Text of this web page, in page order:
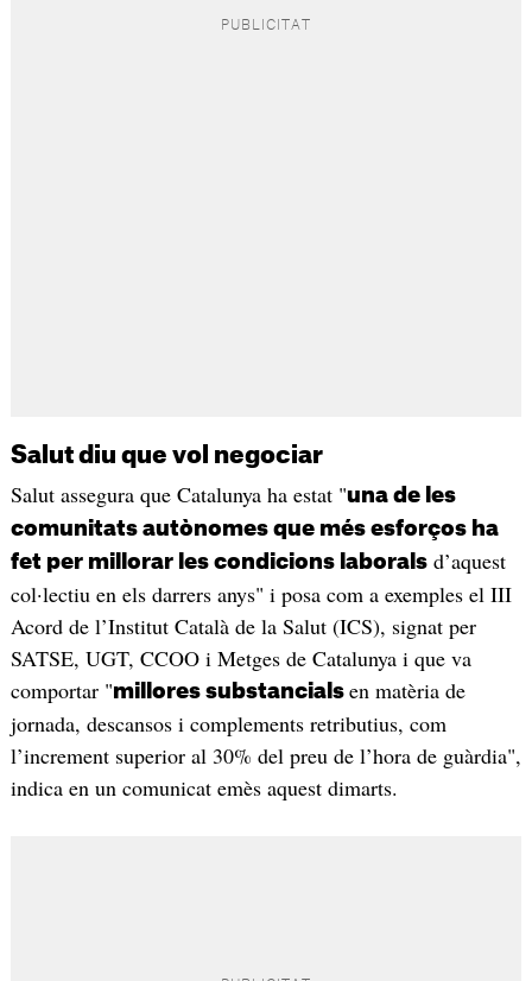
Salut diu que vol negociar
Salut assegura que Catalunya ha estat "una de les
comunitats autònomes que més esforços ha
fet per millorar les condicions laboralsd’aquest
col·lectiu en els darrers anys" i posa com a exemples el III
Acord de l’Institut Català de la Salut (ICS), signat per
SATSE, UGT, CCOO i Metges de Catalunya i que va
comportar "millores substancials en matèria de
jornada, descansos i complements retributius, com
l’increment superior al 30% del preu de l’hora de guàrdia",
indica en un comunicat emès aquest dimarts.